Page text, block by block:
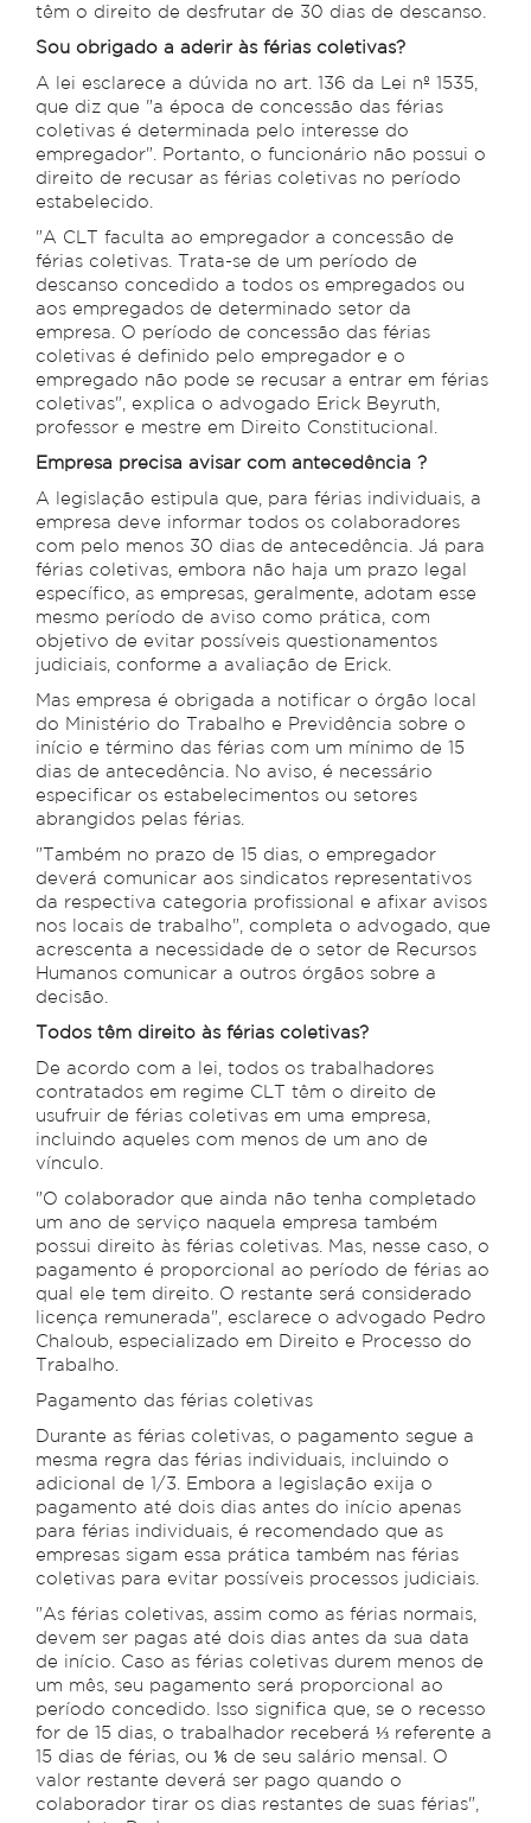
têm o direito de desfrutar de 30 dias de descanso.
Sou obrigado a aderir às férias coletivas?
A lei esclarece a dúvida no art. 136 da Lei nº 1535,
que diz que "a época de concessão das férias
coletivas é determinada pelo interesse do
empregador". Portanto, o funcionário não possui o
direito de recusar as férias coletivas no período
estabelecido.
"A CLT faculta ao empregador a concessão de
férias coletivas. Trata-se de um período de
descanso concedido a todos os empregados ou
aos empregados de determinado setor da
empresa. O período de concessão das férias
coletivas é definido pelo empregador e o
empregado não pode se recusar a entrar em férias
coletivas", explica o advogado Erick Beyruth,
professor e mestre em Direito Constitucional.
Empresa precisa avisar com antecedência ?
A legislação estipula que, para férias individuais, a
empresa deve informar todos os colaboradores
com pelo menos 30 dias de antecedência. Já para
férias coletivas, embora não haja um prazo legal
específico, as empresas, geralmente, adotam esse
mesmo período de aviso como prática, com
objetivo de evitar possíveis questionamentos
judiciais, conforme a avaliação de Erick.
Mas empresa é obrigada a notificar o órgão local
do Ministério do Trabalho e Previdência sobre o
início e término das férias com um mínimo de 15
dias de antecedência. No aviso, é necessário
especificar os estabelecimentos ou setores
abrangidos pelas férias.
"Também no prazo de 15 dias, o empregador
deverá comunicar aos sindicatos representativos
da respectiva categoria profissional e afixar avisos
nos locais de trabalho", completa o advogado, que
acrescenta a necessidade de o setor de Recursos
Humanos comunicar a outros órgãos sobre a
decisão.
Todos têm direito às férias coletivas?
De acordo com a lei, todos os trabalhadores
contratados em regime CLT têm o direito de
usufruir de férias coletivas em uma empresa,
incluindo aqueles com menos de um ano de
vínculo.
"O colaborador que ainda não tenha completado
um ano de serviço naquela empresa também
possui direito às férias coletivas. Mas, nesse caso, o
pagamento é proporcional ao período de férias ao
qual ele tem direito. O restante será considerado
licença remunerada", esclarece o advogado Pedro
Chaloub, especializado em Direito e Processo do
Trabalho.
Pagamento das férias coletivas
Durante as férias coletivas, o pagamento segue a
mesma regra das férias individuais, incluindo o
adicional de 1/3. Embora a legislação exija o
pagamento até dois dias antes do início apenas
para férias individuais, é recomendado que as
empresas sigam essa prática também nas férias
coletivas para evitar possíveis processos judiciais.
"As férias coletivas, assim como as férias normais,
devem ser pagas até dois dias antes da sua data
de início. Caso as férias coletivas durem menos de
um mês, seu pagamento será proporcional ao
período concedido. Isso significa que, se o recesso
for de 15 dias, o trabalhador receberá ⅓ referente a
15 dias de férias, ou ⅙ de seu salário mensal. O
valor restante deverá ser pago quando o
colaborador tirar os dias restantes de suas férias",